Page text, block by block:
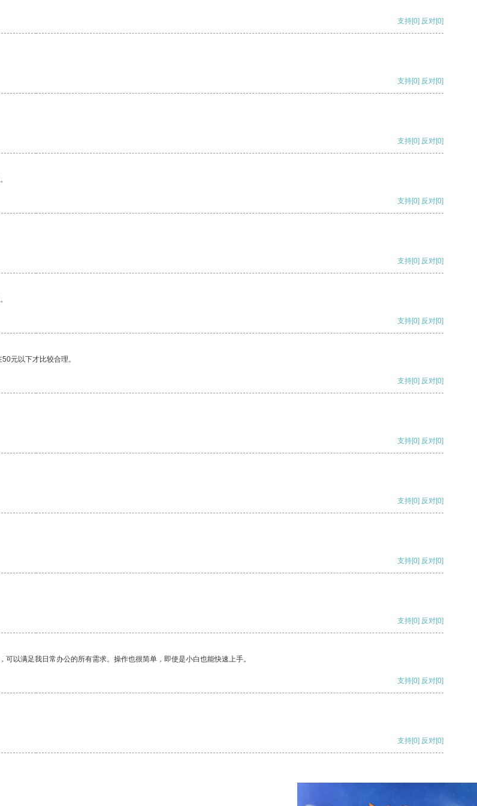
支持[0] 反对[0]
支持[0] 反对[0]
支持[0] 反对[0]
支持[0] 反对[0]
支持[0] 反对[0]
支持[0] 反对[0]
元以下才比较合理。
支持[0] 反对[0]
支持[0] 反对[0]
支持[0] 反对[0]
支持[0] 反对[0]
支持[0] 反对[0]
以满足我日常办公的所有需求。操作也很简单，即使是小白也能快速上手。
支持[0] 反对[0]
支持[0] 反对[0]